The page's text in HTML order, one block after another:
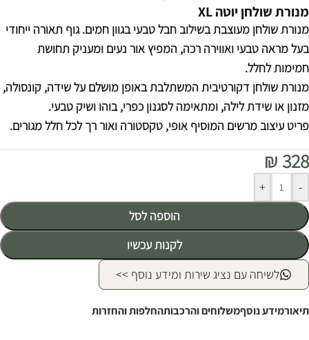
מנורת שולחן יוטה XL
מנורת שולחן מעוצבת בשילוב חבל טבעי בגוון חמים. גוף תאורה ייחודי
בעל מראה טבעי ואווירה רכה, המפיץ אור נעים ומעניק תחושת
חמימות לחלל.
מנורת שולחן דקורטיבית המשתלבת באופן מושלם על שידה, קונסולה,
מזנון או שידת לילה, ומתאימה לסגנון כפרי, בוהו ושיק טבעי.
פריט עיצוב מרשים המוסיף אופי, טקסטורה ואור רך לכל חלל מגורים.
₪328
-
+
הוספה לסל
לקנות עכשיו
Alternative:
לשיחה עם נציג שירות ומידע נוסף >>
תיאורמידע נוסףמשלוחים והרכבותהחלפות והחזרות